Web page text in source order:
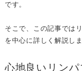
です。
そこで、この記事では
を中心に詳しく解説しま
心地良いリン